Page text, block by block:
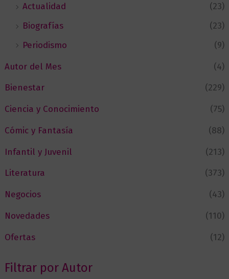
Actualidad
(23)
Biografías
(23)
Periodismo
(9)
Autor del Mes
(4)
Bienestar
(229)
Ciencia y Conocimiento
(75)
Cómic y Fantasía
(88)
Infantil y Juvenil
(213)
Literatura
(373)
Negocios
(43)
Novedades
(110)
Ofertas
(12)
Filtrar por Autor